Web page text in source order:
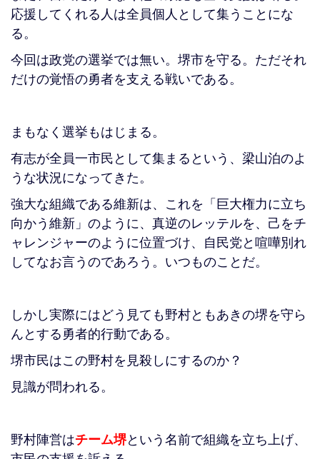
応援してくれる人は全員個人として集うことにな
る。
今回は政党の選挙では無い。堺市を守る。ただそれ
だけの覚悟の勇者を支える戦いである。
まもなく選挙もはじまる。
有志が全員一市民として集まるという、梁山泊のよ
うな状況になってきた。
強大な組織である維新は、これを「巨大権力に立ち
向かう維新」のように、真逆のレッテルを、己をチ
ャレンジャーのように位置づけ、自民党と喧嘩別れ
してなお言うのであろう。いつものことだ。
しかし実際にはどう見ても野村ともあきの堺を守ら
んとする勇者的行動である。
堺市民はこの野村を見殺しにするのか？
見識が問われる。
野村陣営はチーム堺という名前で組織を立ち上げ、